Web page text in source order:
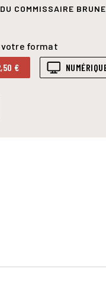
COMMISSAIRE
votre format
€